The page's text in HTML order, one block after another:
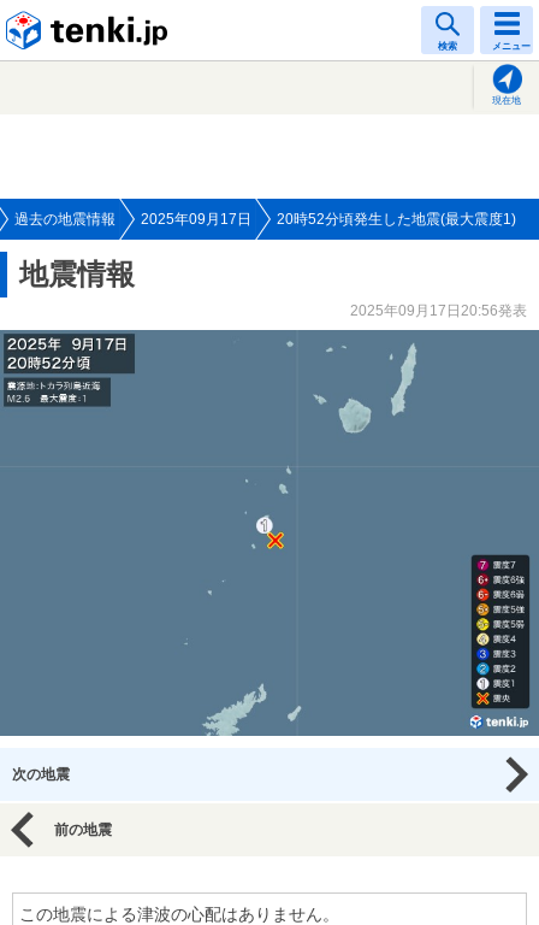
検索 メニュー
現在地
過去の地震情報 2025年09月17日 20時52分頃発生した地震(最大震度1)
地震情報
2025年09月17日20:56発表
次の地震
前の地震
この地震による津波の心配はありません。